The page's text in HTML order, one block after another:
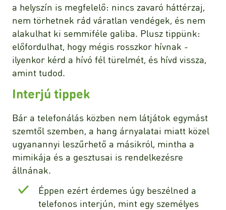
a helyszín is megfelelő: nincs zavaró háttérzaj,
nem törhetnek rád váratlan vendégek, és nem
alakulhat ki semmiféle galiba. Plusz tippünk:
előfordulhat, hogy mégis rosszkor hívnak -
ilyenkor kérd a hívó fél türelmét, és hívd vissza,
amint tudod.
Interjú tippek
Bár a telefonálás közben nem látjátok egymást
szemtől szemben, a hang árnyalatai miatt közel
ugyanannyi leszűrhető a másikról, mintha a
mimikája és a gesztusai is rendelkezésre
állnának.
Éppen ezért érdemes úgy beszélned a
telefonos interjún, mint egy személyes